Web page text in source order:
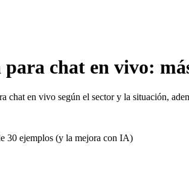
para chat en vivo:
chat en vivo según el sector y la situación,